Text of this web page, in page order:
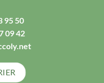
95 50
09 42